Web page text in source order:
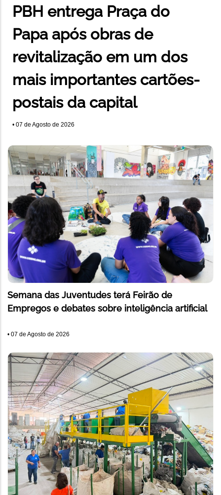
PBH entrega Praça do
Papa após obras de
revitalização em um dos
mais importantes cartões-
postais da capital
• 07 de Agosto de 2026
Semana das Juventudes terá Feirão de
Empregos e debates sobre inteligência artificial
• 07 de Agosto de 2026